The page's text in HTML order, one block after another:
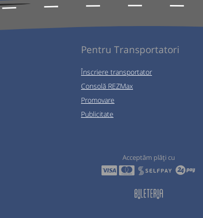
Pentru Transportatori
Înscriere transportator
Consolă REZMax
Promovare
Publicitate
Acceptăm plăți cu